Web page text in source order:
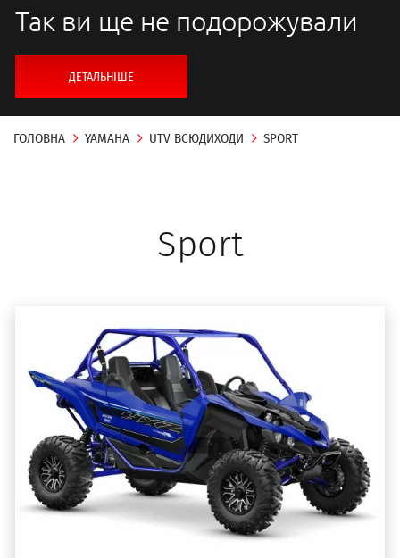
Так ви ще не подорожували
ДЕТАЛЬНІШЕ
ГОЛОВНА YAMAHA UTV ВСЮДИХОДИ SPORT
Sport